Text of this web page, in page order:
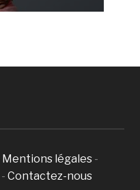
Mentions légales -
- Contactez-nous